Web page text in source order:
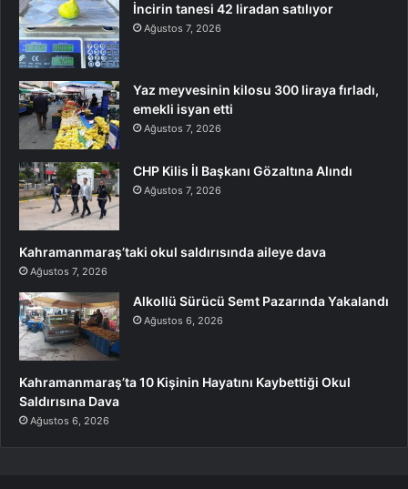
İncirin tanesi 42 liradan satılıyor
Ağustos 7, 2026
Yaz meyvesinin kilosu 300 liraya fırladı,
emekli isyan etti
Ağustos 7, 2026
CHP Kilis İl Başkanı Gözaltına Alındı
Ağustos 7, 2026
Kahramanmaraş’taki okul saldırısında aileye dava
Ağustos 7, 2026
Alkollü Sürücü Semt Pazarında Yakalandı
Ağustos 6, 2026
Kahramanmaraş’ta 10 Kişinin Hayatını Kaybettiği Okul
Saldırısına Dava
Ağustos 6, 2026